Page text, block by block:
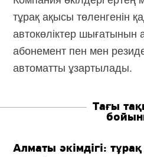
тұрақ ақысы төленгенін
автокөліктер шығатынын
абонемент пен мен
автоматты ұзартылады.
Тағы
Алматы әкімдігі: